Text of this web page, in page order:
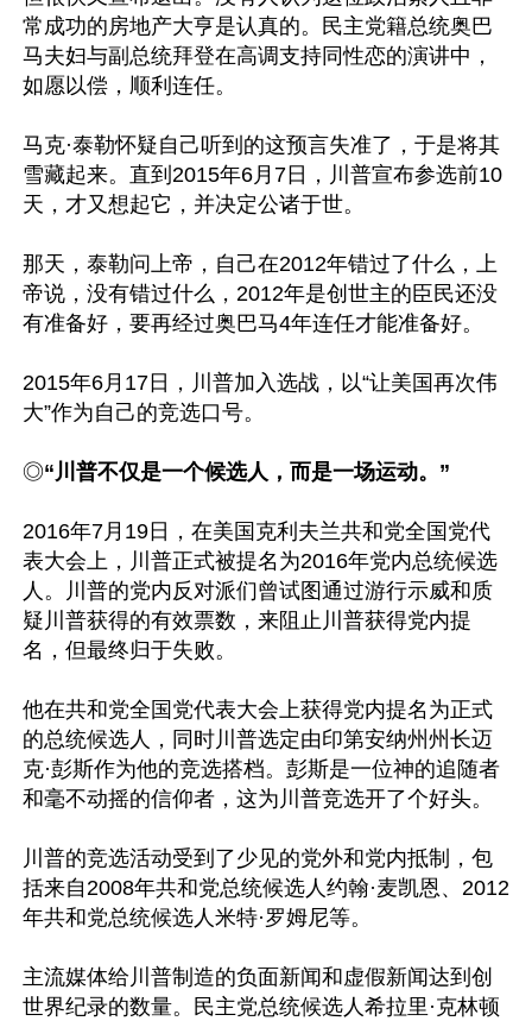
常成功的房地产大亨是认真的。民主党籍总统奥巴
马夫妇与副总统拜登在高调支持同性恋的演讲中，
如愿以偿，顺利连任。
马克·泰勒怀疑自己听到的这预言失准了，于是将其
雪藏起来。直到2015年6月7日，川普宣布参选前10
天，才又想起它，并决定公诸于世。
那天，泰勒问上帝，自己在2012年错过了什么，上
帝说，没有错过什么，2012年是创世主的臣民还没
有准备好，要再经过奥巴马4年连任才能准备好。
2015年6月17日，川普加入选战，以“让美国再次伟
大”作为自己的竞选口号。
◎“川普不仅是一个候选人，而是一场运动。”
2016年7月19日，在美国克利夫兰共和党全国党代
表大会上，川普正式被提名为2016年党内总统候选
人。川普的党内反对派们曾试图通过游行示威和质
疑川普获得的有效票数，来阻止川普获得党内提
名，但最终归于失败。
他在共和党全国党代表大会上获得党内提名为正式
的总统候选人，同时川普选定由印第安纳州州长迈
克·彭斯作为他的竞选搭档。彭斯是一位神的追随者
和毫不动摇的信仰者，这为川普竞选开了个好头。
川普的竞选活动受到了少见的党外和党内抵制，包
括来自2008年共和党总统候选人约翰·麦凯恩、2012
年共和党总统候选人米特·罗姆尼等。
主流媒体给川普制造的负面新闻和虚假新闻达到创
世界纪录的数量。民主党总统候选人希拉里·克林顿